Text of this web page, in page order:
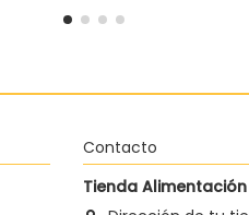
Contacto
Tienda Alimentación